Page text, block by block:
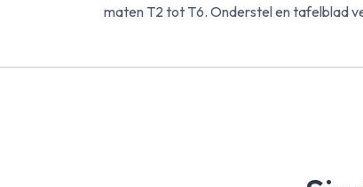
maten T2 tot T6. Onderstel en tafelblad